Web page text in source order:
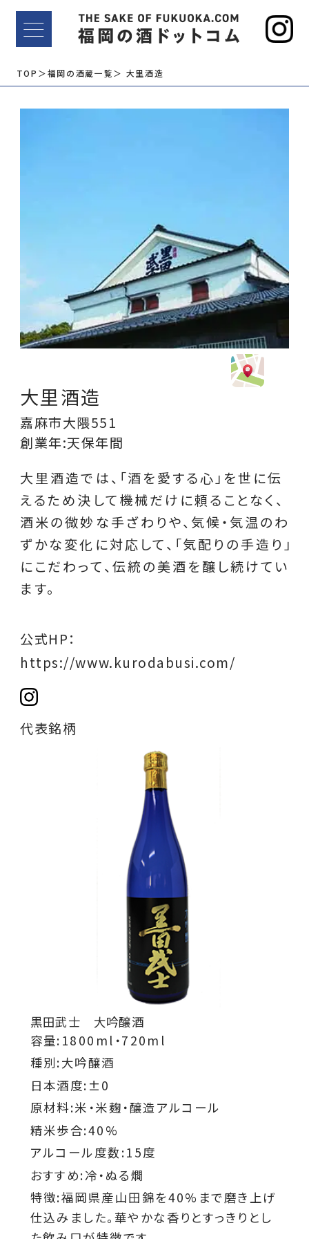
TOP ＞福岡の酒蔵一覧＞ 大里酒造
大里酒造
嘉麻市大隈551
創業年:天保年間
大里酒造では、「酒を愛する心」を世に伝
えるため決して機械だけに頼ることなく、
酒米の微妙な手ざわりや、気候・気温のわ
ずかな変化に対応して、「気配りの手造り」
にこだわって、伝統の美酒を醸し続けてい
ます。
公式HP：
https://www.kurodabusi.com/
代表銘柄
黒田武士 大吟醸酒
容量:1800ml・720ml
種別:大吟醸酒
日本酒度:±0
原材料:米・米麹・醸造アルコール
精米歩合:40%
アルコール度数:15度
おすすめ:冷・ぬる燗
特徴:福岡県産山田錦を40%まで磨き上げ
仕込みました。華やかな香りとすっきりとし